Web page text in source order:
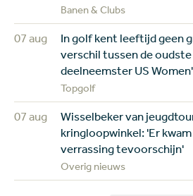
Banen & Clubs
07 aug
In golf kent leeftijd geen
verschil tussen de
deelneemster US
Topgolf
07 aug
Wisselbeker van
kringloopwinkel: 'Er
verrassing tevoorschijn'
Overig nieuws